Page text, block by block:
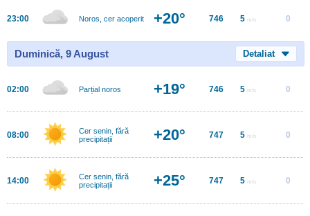
23:00 Noros, cer acoperit +20° 746 5 m/s 0
Duminică, 9 August Detaliat
02:00 Parțial noros +19° 746 5 m/s 0
08:00
Cer senin, fără
precipitații
+20° 747 5 m/s 0
14:00
Cer senin, fără
precipitații
+25° 747 5 m/s 0